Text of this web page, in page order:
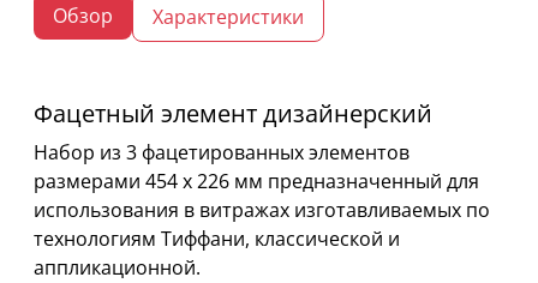
Обзор Характеристики
Фацетный элемент дизайнерский
Набор из 3 фацетированных элементов
размерами 454 х 226 мм предназначенный для
использования в витражах изготавливаемых по
технологиям Тиффани, классической и
аппликационной.